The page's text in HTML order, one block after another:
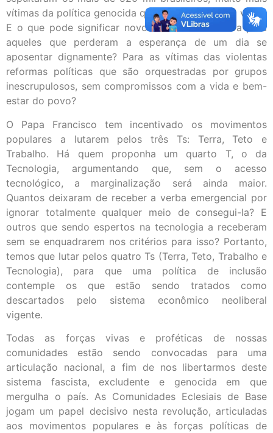
vítimas da política genocida que propriamente do vírus?
E o que pode significar novos céus e nova terra para
aqueles que perderam a esperança de um dia se
aposentar dignamente? Para as vítimas das violentas
reformas políticas que são orquestradas por grupos
inescrupulosos, sem compromissos com a vida e bem-
estar do povo?
O Papa Francisco tem incentivado os movimentos
populares a lutarem pelos três Ts: Terra, Teto e
Trabalho. Há quem proponha um quarto T, o da
Tecnologia, argumentando que, sem o acesso
tecnológico, a marginalização será ainda maior.
Quantos deixaram de receber a verba emergencial por
ignorar totalmente qualquer meio de consegui-la? E
outros que sendo espertos na tecnologia a receberam
sem se enquadrarem nos critérios para isso? Portanto,
temos que lutar pelos quatro Ts (Terra, Teto, Trabalho e
Tecnologia), para que uma política de inclusão
contemple os que estão sendo tratados como
descartados pelo sistema econômico neoliberal
vigente.
Todas as forças vivas e proféticas de nossas
comunidades estão sendo convocadas para uma
articulação nacional, a fim de nos libertarmos deste
sistema fascista, excludente e genocida em que
mergulha o país. As Comunidades Eclesiais de Base
jogam um papel decisivo nesta revolução, articuladas
aos movimentos populares e às forças políticas de